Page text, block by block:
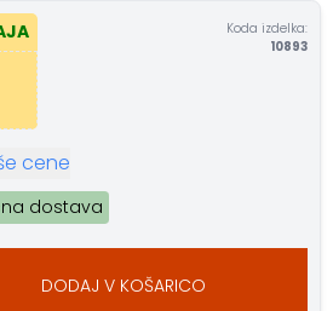
Koda izdelka:
10893
cene
dostava
DODAJ V KOŠARICO